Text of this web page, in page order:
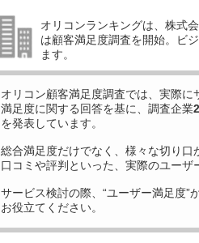
オリコンランキングは、株式
は顧客満足度調査を開始。ビ
ます。
オリコン顧客満足度調査では、実際に
満足度に関する回答を基に、調査企業
を発表しています。
総合満足度だけでなく、様々な切り口
口コミや評判といった、実際のユーザ
サービス検討の際、“ユーザー満足度”
お役立てください。